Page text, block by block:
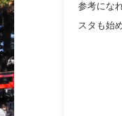
参考にな
スタも始